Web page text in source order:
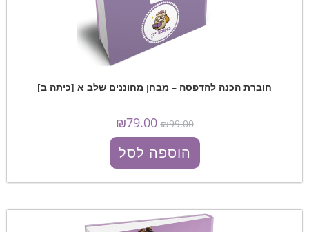
חוברת הכנה להדפסה – מבחן מחוננים שלב א [כיתה ב]
₪99.00
₪79.00
הוספה לסל